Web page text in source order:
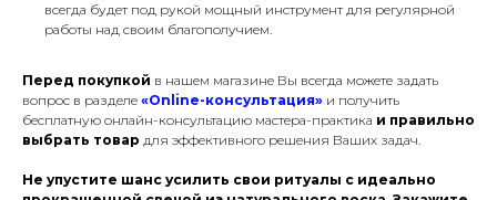
всегда будет под рукой мощный инструмент для регулярной
работы над своим благополучием.
Перед покупкой в нашем магазине Вы всегда можете задать
вопрос в разделе «Online-консультация» и получить
бесплатную онлайн-консультацию мастера-практика и правильно
выбрать товар для эффективного решения Ваших задач.
Не упустите шанс усилить свои ритуалы с идеально